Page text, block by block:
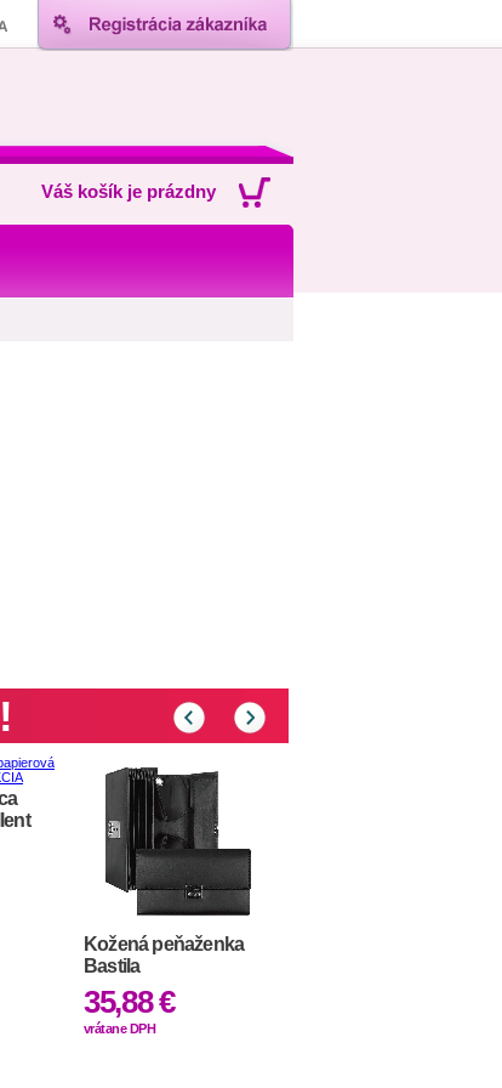
Váš košík je prázdny
Kožená peňaženka
Bastila
35,88 €
vrátane DPH